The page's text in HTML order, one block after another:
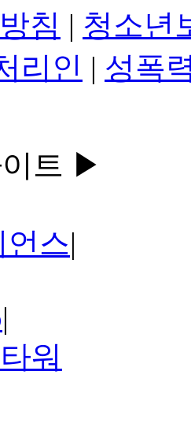
침 | 청소년
리인 | 성폭
이트 ▶
스|
|
워